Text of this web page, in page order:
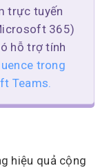
trực tuyến
365)
hỗ trợ tính
trong
Teams.
hiệu quả cộng